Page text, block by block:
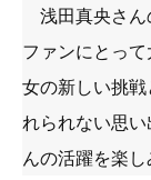
浅田真央さん
ファンにとっ
女の新しい挑
れられない思
んの活躍を楽し